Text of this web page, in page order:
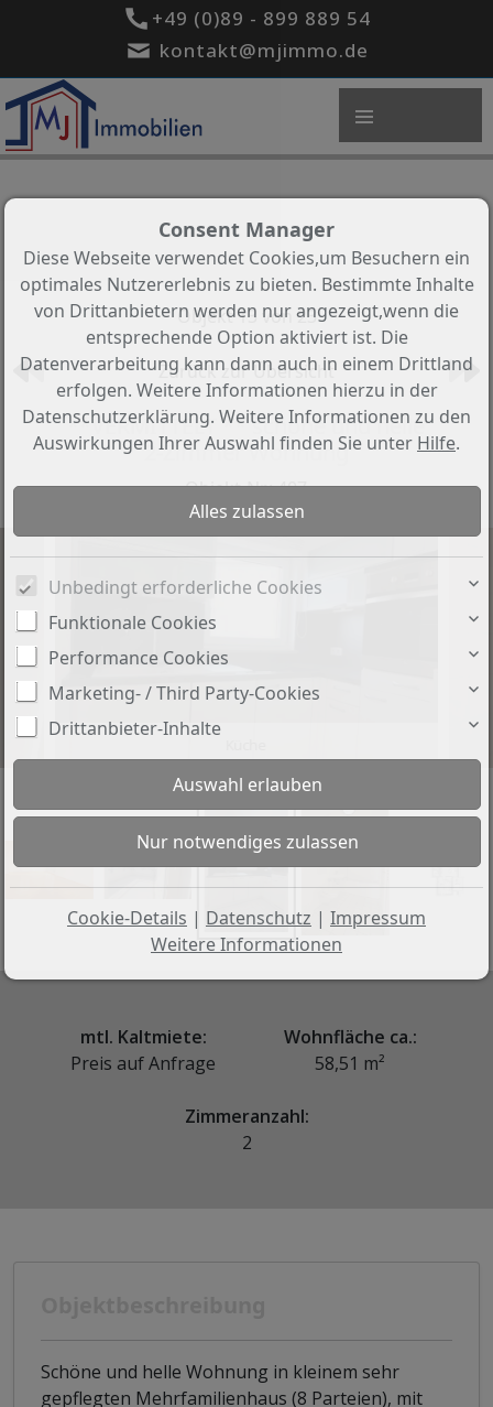
+49 (0)89 - 899 889 54
kontakt@mjimmo.de
Objekt 13 von 23
Zurück zur Übersicht
**VERMITTELT ** schöne und helle
2-Zimmer Wohnung
Objekt-Nr.: 407
mtl. Kaltmiete:
Preis auf Anfrage
Wohnfläche ca.:
58,51 m²
Zimmeranzahl:
2
Schöne und helle Wohnung in kleinem sehr
gepflegten Mehrfamilienhaus (8 Parteien), mit
Consent Manager
Diese Webseite verwendet Cookies,um Besuchern ein
optimales Nutzererlebnis zu bieten. Bestimmte Inhalte
von Drittanbietern werden nur angezeigt,wenn die
entsprechende Option aktiviert ist. Die
Datenverarbeitung kann dann auch in einem Drittland
erfolgen. Weitere Informationen hierzu in der
Datenschutzerklärung. Weitere Informationen zu den
Auswirkungen Ihrer Auswahl finden Sie unter Hilfe.
Unbedingt erforderliche Cookies
Funktionale Cookies
Performance Cookies
Marketing- / Third Party-Cookies
Drittanbieter-Inhalte
Cookie-Details | Datenschutz | Impressum
Weitere Informationen